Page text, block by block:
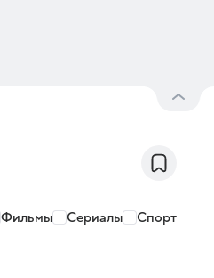
Фильмы Сериалы Спорт